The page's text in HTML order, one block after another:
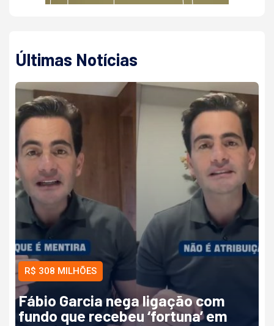
Últimas Notícias
R$ 308 MILHÕES
Fábio Garcia nega ligação com
fundo que recebeu ‘fortuna’ em